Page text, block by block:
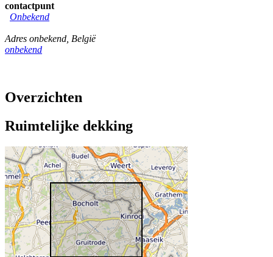
contactpunt
Onbekend
Adres onbekend België
onbekend
Overzichten
Ruimtelijke dekking